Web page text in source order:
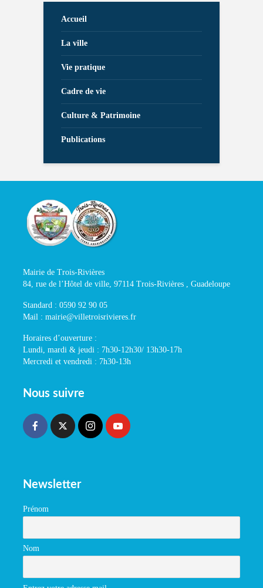
Accueil
La ville
Vie pratique
Cadre de vie
Culture & Patrimoine
Publications
Mairie de Trois-Rivières
84, rue de l’Hôtel de ville, 97114 Trois-Rivières , Guadeloupe
Standard : 0590 92 90 05
Mail : mairie@villetroisrivieres.fr
Horaires d’ouverture :
Lundi, mardi & jeudi : 7h30-12h30/ 13h30-17h
Mercredi et vendredi : 7h30-13h
Nous suivre
Newsletter
Prénom
Nom